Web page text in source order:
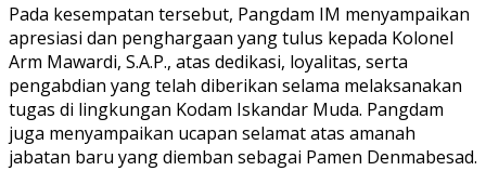
Pada kesempatan tersebut, Pangdam IM menyampaikan
apresiasi dan penghargaan yang tulus kepada Kolonel
Arm Mawardi, S.A.P., atas dedikasi, loyalitas, serta
pengabdian yang telah diberikan selama melaksanakan
tugas di lingkungan Kodam Iskandar Muda. Pangdam
juga menyampaikan ucapan selamat atas amanah
jabatan baru yang diemban sebagai Pamen Denmabesad.